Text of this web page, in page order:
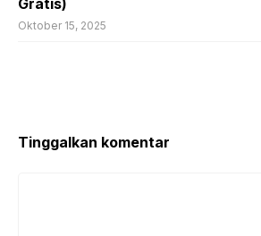
Oktober 15, 2025
Tinggalkan komentar